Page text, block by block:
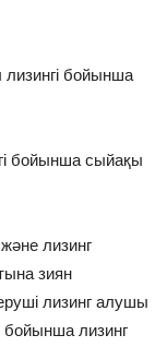
лизингі бойынша
бойынша сыйақы
лизинг
зиян
лизинг алушы
лизинг